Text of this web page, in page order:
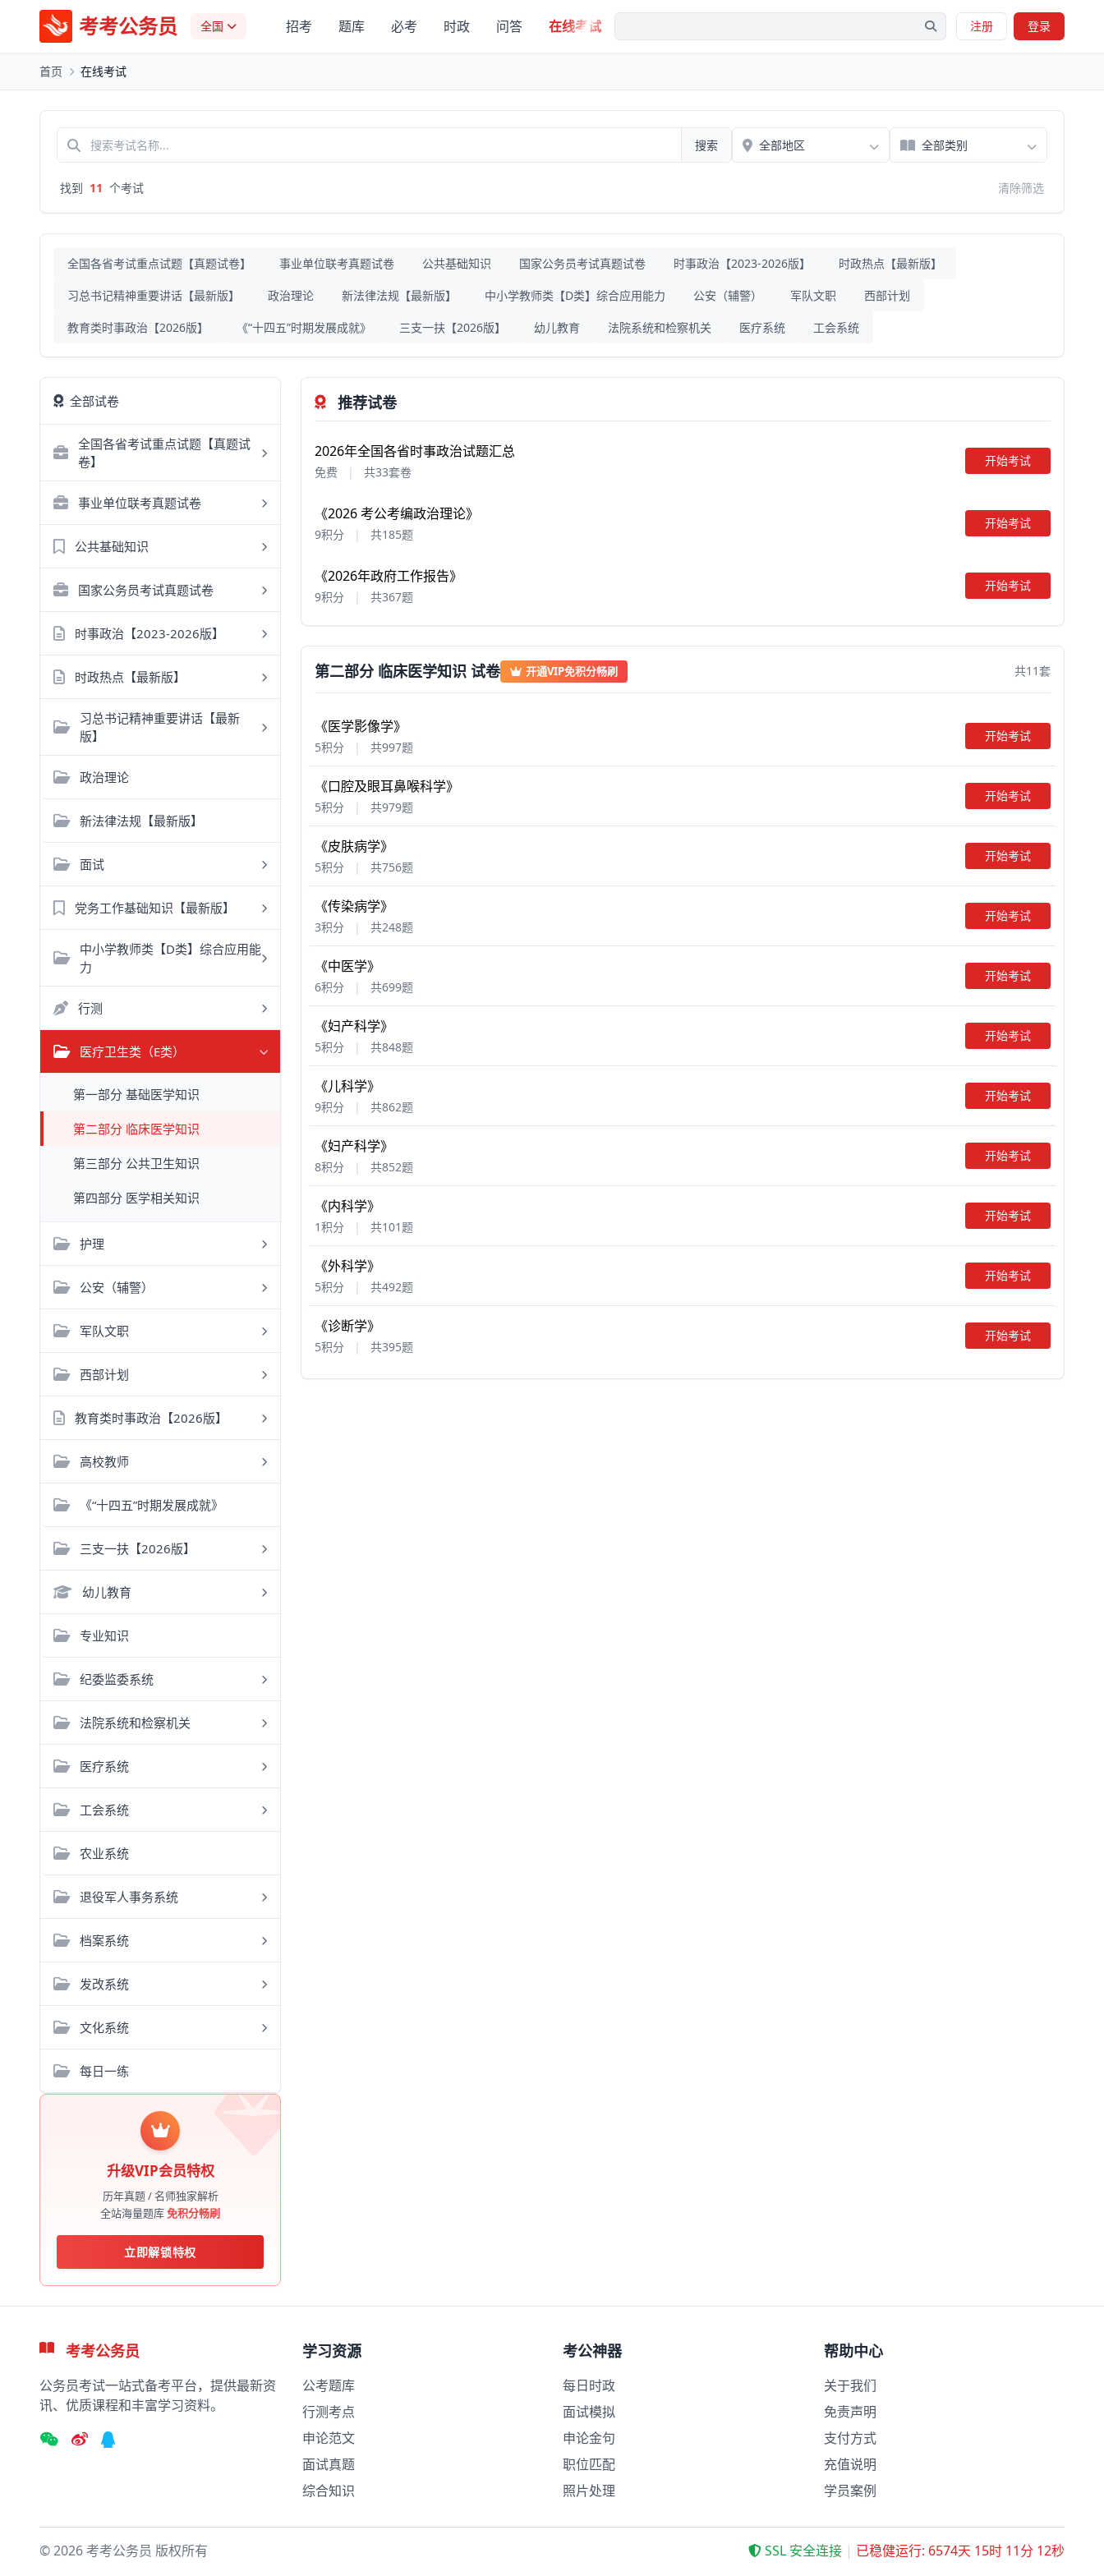
考考公务员 全国 招考 题库 必考 时政 问答 在线考试 注册 登录
首页 在线考试
搜索
找到 11 个考试 清除筛选
全国各省考试重点试题【真题试卷】 事业单位联考真题试卷 公共基础知识 国家公务员考试真题试卷 时事政治【2023-2026版】 时政热点【最新版】
习总书记精神重要讲话【最新版】 政治理论 新法律法规【最新版】 中小学教师类【D类】综合应用能力 公安（辅警） 军队文职 西部计划
教育类时事政治【2026版】 《“十四五”时期发展成就》 三支一扶【2026版】 幼儿教育 法院系统和检察机关 医疗系统 工会系统
全部试卷
全国各省考试重点试题【真题试
卷】
事业单位联考真题试卷
公共基础知识
国家公务员考试真题试卷
时事政治【2023-2026版】
时政热点【最新版】
习总书记精神重要讲话【最新
版】
政治理论
新法律法规【最新版】
面试
党务工作基础知识【最新版】
中小学教师类【D类】综合应用能
力
行测
医疗卫生类（E类）
第一部分 基础医学知识
第二部分 临床医学知识
第三部分 公共卫生知识
第四部分 医学相关知识
护理
公安（辅警）
军队文职
西部计划
教育类时事政治【2026版】
高校教师
《“十四五”时期发展成就》
三支一扶【2026版】
幼儿教育
专业知识
纪委监委系统
法院系统和检察机关
医疗系统
工会系统
农业系统
退役军人事务系统
档案系统
发改系统
文化系统
每日一练
升级VIP会员特权
历年真题 / 名师独家解析
全站海量题库免积分畅刷
立即解锁特权
推荐试卷
2026年全国各省时事政治试题汇总
免费 | 共33套卷
开始考试
《2026 考公考编政治理论》
9积分 | 共185题
开始考试
《2026年政府工作报告》
9积分 | 共367题
开始考试
第二部分 临床医学知识 试卷 开通VIP免积分畅刷 共11套
《医学影像学》
5积分 | 共997题
开始考试
《口腔及眼耳鼻喉科学》
5积分 | 共979题
开始考试
《皮肤病学》
5积分 | 共756题
开始考试
《传染病学》
3积分 | 共248题
开始考试
《中医学》
6积分 | 共699题
开始考试
《妇产科学》
5积分 | 共848题
开始考试
《儿科学》
9积分 | 共862题
开始考试
《妇产科学》
8积分 | 共852题
开始考试
《内科学》
1积分 | 共101题
开始考试
《外科学》
5积分 | 共492题
开始考试
《诊断学》
5积分 | 共395题
开始考试
考考公务员
公务员考试一站式备考平台，提供最新资
讯、优质课程和丰富学习资料。
学习资源
公考题库
行测考点
申论范文
面试真题
综合知识
考公神器
每日时政
面试模拟
申论金句
职位匹配
照片处理
帮助中心
关于我们
免责声明
支付方式
充值说明
学员案例
©2026考考公务员 版权所有 SSL 安全连接 | 已稳健运行: 6574天 15时 11分 13秒